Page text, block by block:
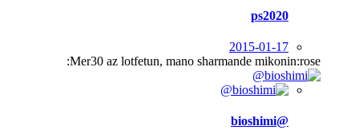
ps2020
2015-01-17
Mer30 az lotfetun, mano sharmande mikonin:rose:
bioshimi@